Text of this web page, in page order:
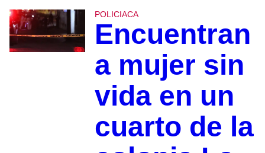
POLICIACA
Encuentran
a mujer sin
vida en un
cuarto de la